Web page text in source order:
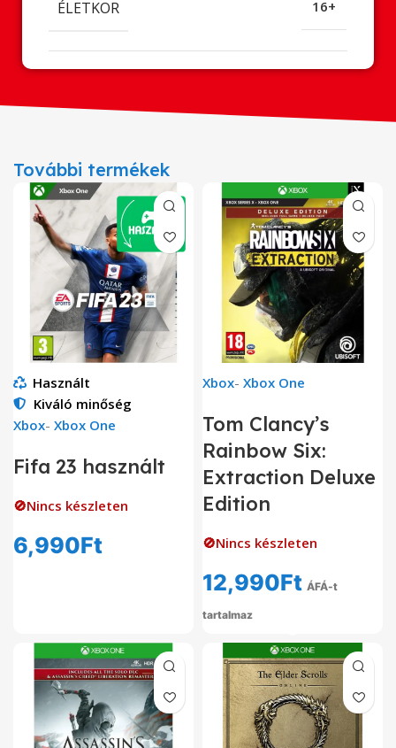
ÉLETKOR 16+
További termékek
Használt
Kiváló minőség
Xbox- Xbox One
Fifa 23 használt
🚫Nincs készleten
6,990Ft
Xbox- Xbox One
Tom Clancy’s
Rainbow Six:
Extraction Deluxe
Edition
🚫Nincs készleten
12,990Ft ÁFÁ-t
tartalmaz